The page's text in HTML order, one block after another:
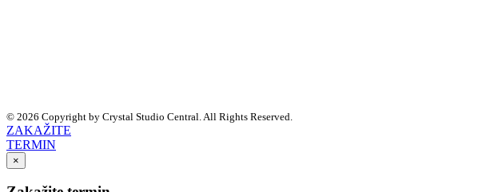
© 2026 Copyright by Crystal Studio Central. All Rights Reserved.
ZAKAŽITE
TERMIN
×